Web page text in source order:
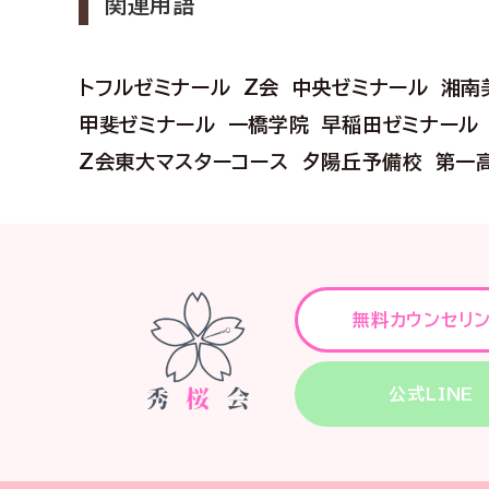
関連用語
トフルゼミナール Z会 中央ゼミナール
湘南
甲斐ゼミナール
一橋学院
早稲田ゼミナール
Z会東大マスターコース
夕陽丘予備校 第一
無料カウンセリ
公式LINE